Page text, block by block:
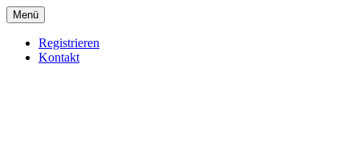
Menü
Registrieren
Kontakt